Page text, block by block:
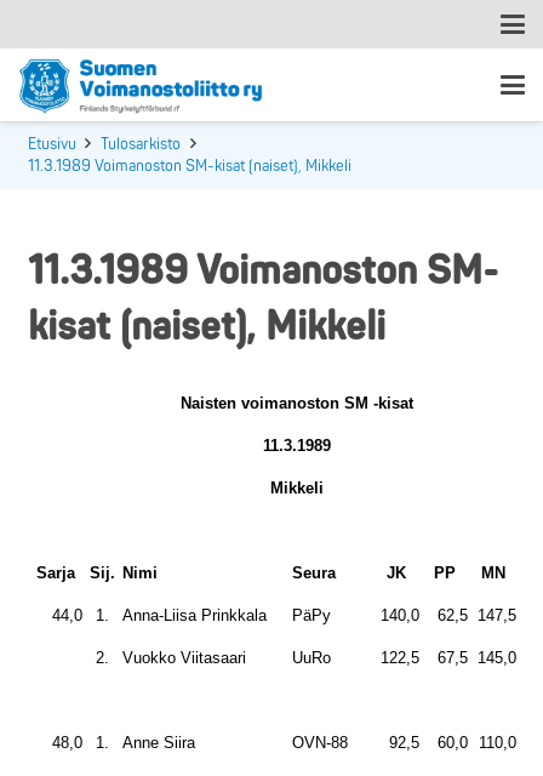
Etusivu
Tulosarkisto
11.3.1989 Voimanoston SM-kisat (naiset), Mikkeli
11.3.1989 Voimanoston SM-
kisat (naiset), Mikkeli
Naisten voimanoston SM -kisat
11.3.1989
Mikkeli
Sarja Sij. Nimi Seura JK PP MN
44,0 1. Anna-Liisa Prinkkala PäPy 140,0 62,5 147,5
2. Vuokko Viitasaari UuRo 122,5 67,5 145,0
48,0 1. Anne Siira OVN-88 92,5 60,0 110,0